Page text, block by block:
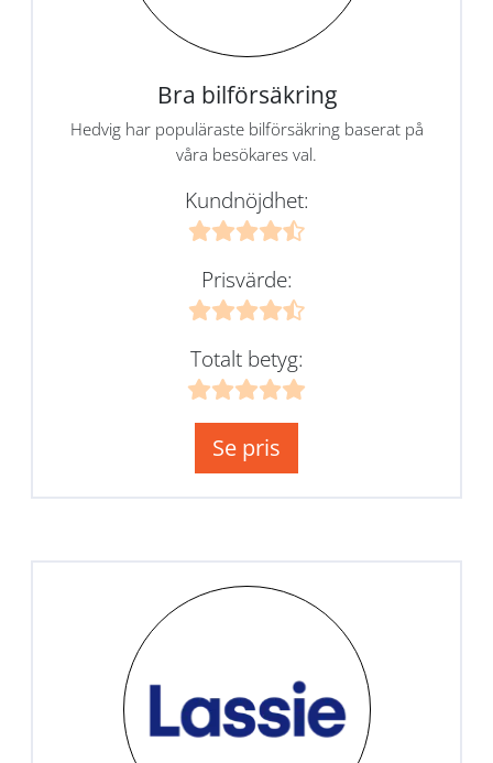
Bra bilförsäkring
Hedvig har populäraste bilförsäkring baserat på
våra besökares val.
Kundnöjdhet:
Prisvärde:
Totalt betyg:
Se pris